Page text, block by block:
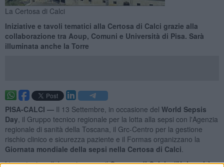
La Certosa di Calci
Iniziative e tavoli tematici alla Certosa di Calci grazie alla
collaborazione tra Aoup, Comuni e Università di Pisa. Sarà
illuminata anche la Torre
PISA-CALCI — Il 13 Settembre, in occasione del World Sepsis
Day , il Gruppo tecnico regionale per la lotta alla sepsi con l'Agenzia
regionale di sanità della Toscana, il Grc-Centro per la gestione
rischio clinico e sicurezza paziente e il Formas organizzano la
Giornata mondiale della sepsi nella Certosa di Calci
L'evento, in collaborazione con ilComune di Calcie l’Università